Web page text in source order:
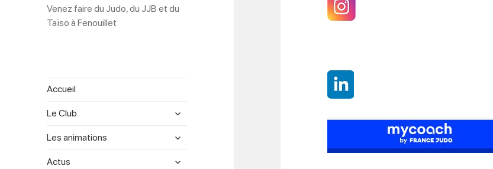
Venez faire du Judo, du JJB et du
Taïso à Fenouillet
Accueil
Le Club
Les animations
Actus